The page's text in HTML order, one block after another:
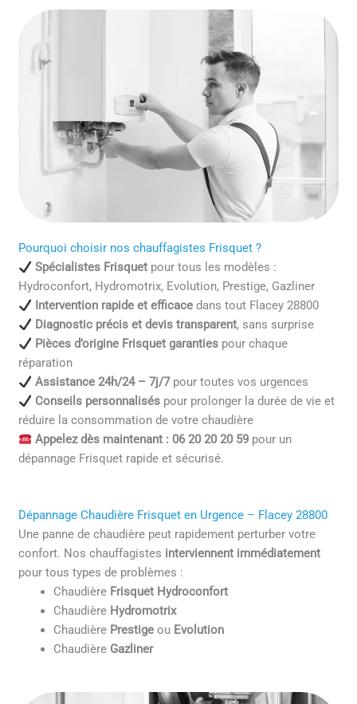
Pourquoi choisir nos chauffagistes Frisquet ?
Spécialistes Frisquetpour tous les modèles :
Hydroconfort, Hydromotrix, Evolution, Prestige, Gazliner
Intervention rapide et efficacedans tout Flacey 28800
Diagnostic précis et devis transparent, sans surprise
Pièces d’origine Frisquet garantiespour chaque
réparation
Assistance 24h/24 – 7j/7pour toutes vos urgences
Conseils personnaliséspour prolonger la durée de vie et
réduire la consommation de votre chaudière
Appelez dès maintenant : 06 20 20 20 59pour un
dépannage Frisquet rapide et sécurisé.
Dépannage Chaudière Frisquet en Urgence – Flacey 28800
Une panne de chaudière peut rapidement perturber votre
confort. Nos chauffagistes interviennent immédiatement
pour tous types de problèmes :
Chaudière Frisquet Hydroconfort
Chaudière Hydromotrix
Chaudière Prestige ou Evolution
Chaudière Gazliner